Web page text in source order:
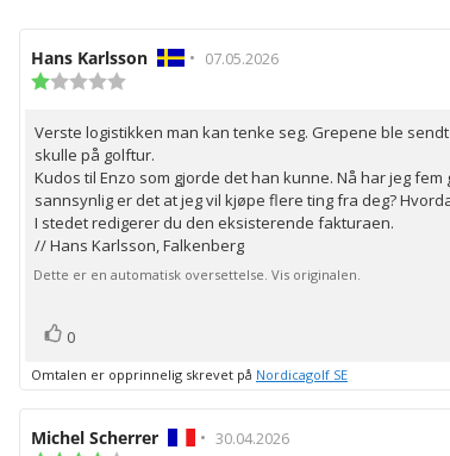
Forfatter:
Hans Karlsson • Omtaledato:
07.05.2026
5
mulige
Omtaletekst:
Verste logistikken man kan tenke seg. Grepene ble
skulle på golftur.
Kudos til Enzo som gjorde det han kunne. Nå har jeg
sannsynlig er det at jeg vil kjøpe flere ting fra deg?
I stedet redigerer du den eksisterende fakturaen.
// Hans Karlsson, Falkenberg
Dette er en automatisk oversettelse. Vis originalen.
Liker
0
Omtalen er opprinnelig skrevet på Nordicagolf SE
Forfatter:
Michel Scherrer • Omtaledato:
30.04.2026